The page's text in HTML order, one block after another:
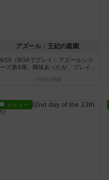
アズール：王妃の庭園
6/10（BGAでプレイ）アズールシリ
ーズ第4弾。興味あったが、プレイ...
17日前 の投稿
レビュー